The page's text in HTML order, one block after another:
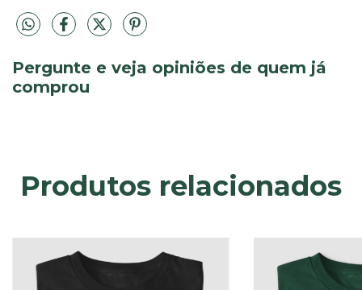
Pergunte e veja opiniões de quem já
comprou
Produtos relacionados